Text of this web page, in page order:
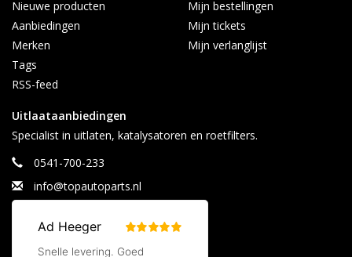
Nieuwe producten
Aanbiedingen
Merken
Tags
RSS-feed
Mijn bestellingen
Mijn tickets
Mijn verlanglijst
Uitlaataanbiedingen
Specialist in uitlaten, katalysatoren en roetfilters.
0541-700-233
info@topautoparts.nl